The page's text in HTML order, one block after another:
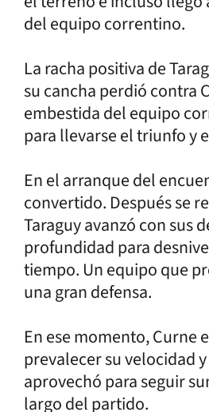
del equipo correntino.
La racha positiva de
su cancha perdió contra
embestida del equipo
para llevarse el triunfo y
En el arranque del
convertido. Después se
Taraguy avanzó con sus
profundidad para
tiempo. Un equipo que
una gran defensa.
En ese momento, Curne
prevalecer su velocidad
aprovechó para seguir
largo del partido.